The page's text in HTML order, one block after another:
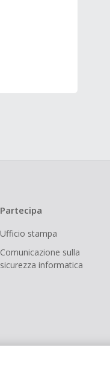
Partecipa
Ufficio stampa
Comunicazione sulla
sicurezza informatica